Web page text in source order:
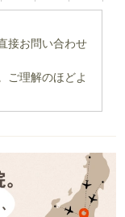
接お問い合わせ
ご理解のほどよ